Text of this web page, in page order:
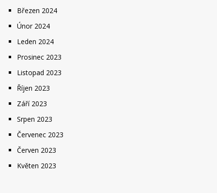
Březen 2024
Únor 2024
Leden 2024
Prosinec 2023
Listopad 2023
Říjen 2023
Září 2023
Srpen 2023
Červenec 2023
Červen 2023
Květen 2023